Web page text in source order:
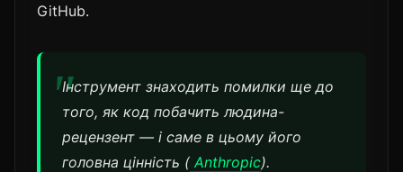
GitHub.
Інструмент знаходить помилки ще до
того, як код побачить людина-
рецензент — і саме в цьому його
головна цінність ( Anthropic).